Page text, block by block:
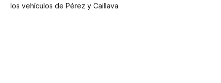
los vehículos de Pérez y Caillava